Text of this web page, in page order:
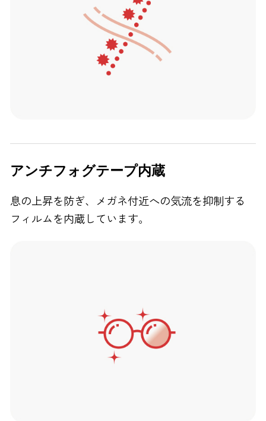
アンチフォグテープ内蔵
息の上昇を防ぎ、メガネ付近への気流を抑制する
フィルムを内蔵しています。